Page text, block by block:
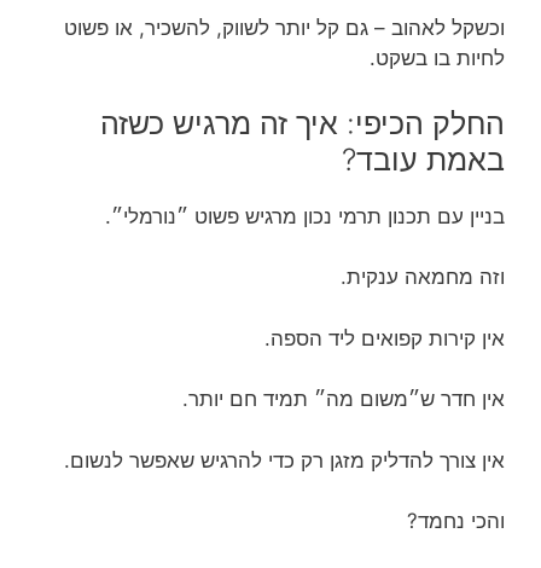
וכשקל לאהוב – גם קל יותר לשווק, להשכיר, או פשוט
לחיות בו בשקט.
החלק הכיפי: איך זה מרגיש כשזה
באמת עובד?
בניין עם תכנון תרמי נכון מרגיש פשוט ״נורמלי״.
וזה מחמאה ענקית.
אין קירות קפואים ליד הספה.
אין חדר ש״משום מה״ תמיד חם יותר.
אין צורך להדליק מזגן רק כדי להרגיש שאפשר לנשום.
והכי נחמד?